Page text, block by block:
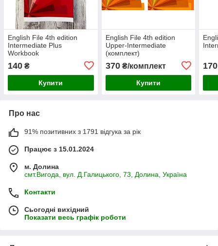
English File 4th edition
Intermediate Plus
Workbook
140 ₴
Купити
English File 4th edition
Upper-Intermediate
(комплект)
370₴/комплект
Купити
170
Про нас
91% позитивних з 1791 відгука за рік
Працює з 15.01.2024
м. Долина
смт.Вигода, вул. Д.Галицького, 73, Долина, Україна
Контакти
Сьогодні вихідний
Показати весь графік роботи